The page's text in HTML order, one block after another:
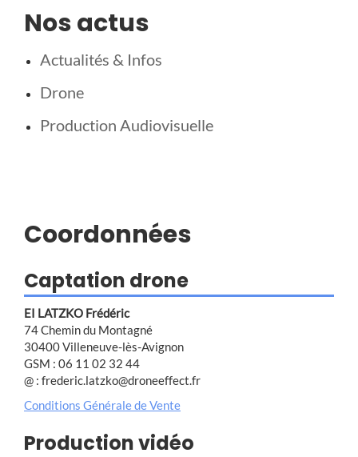
Nos actus
Actualités & Infos
Drone
Production Audiovisuelle
Coordonnées
Captation drone
EI LATZKO Frédéric
74 Chemin du Montagné
30400 Villeneuve-lès-Avignon
GSM : 06 11 02 32 44
@ : frederic.latzko@droneeffect.fr
Conditions Générale de Vente
Production vidéo